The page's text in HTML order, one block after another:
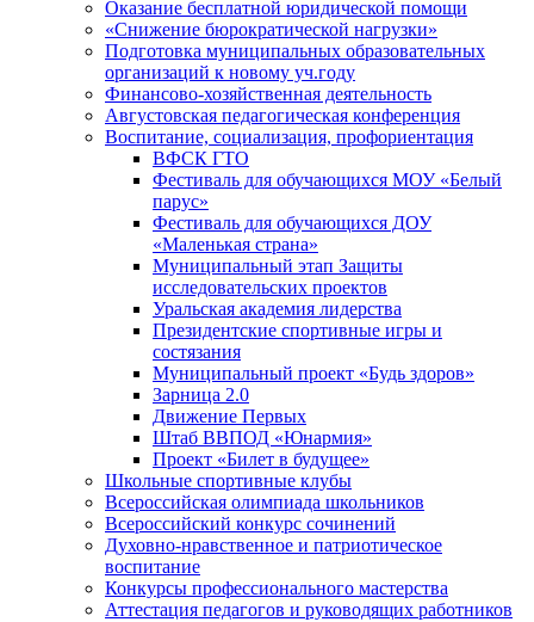
Оказание бесплатной юридической помощи
«Снижение бюрократической нагрузки»
Подготовка муниципальных образовательных
организаций к новому уч.году
Финансово-хозяйственная деятельность
Августовская педагогическая конференция
Воспитание, социализация, профориентация
ВФСК ГТО
Фестиваль для обучающихся МОУ «Белый
парус»
Фестиваль для обучающихся ДОУ
«Маленькая страна»
Муниципальный этап Защиты
исследовательских проектов
Уральская академия лидерства
Президентские спортивные игры и
состязания
Муниципальный проект «Будь здоров»
Зарница 2.0
Движение Первых
Штаб ВВПОД «Юнармия»
Проект «Билет в будущее»
Школьные спортивные клубы
Всероссийская олимпиада школьников
Всероссийский конкурс сочинений
Духовно-нравственное и патриотическое
воспитание
Конкурсы профессионального мастерства
Аттестация педагогов и руководящих работников